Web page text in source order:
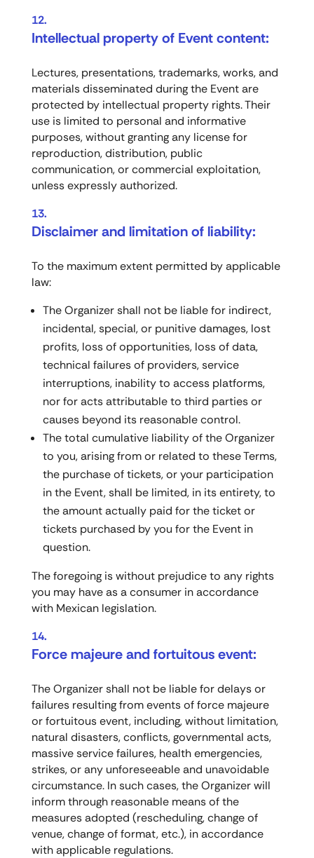
Intellectual property of Event content:
Lectures, presentations, trademarks, works, and
materials disseminated during the Event are
protected by intellectual property rights. Their
use is limited to personal and informative
purposes, without granting any license for
reproduction, distribution, public
communication, or commercial exploitation,
unless expressly authorized.
Disclaimer and limitation of liability:
To the maximum extent permitted by applicable
law:
The Organizer shall not be liable for indirect,
incidental, special, or punitive damages, lost
profits, loss of opportunities, loss of data,
technical failures of providers, service
interruptions, inability to access platforms,
nor for acts attributable to third parties or
causes beyond its reasonable control.
The total cumulative liability of the Organizer
to you, arising from or related to these Terms,
the purchase of tickets, or your participation
in the Event, shall be limited, in its entirety, to
the amount actually paid for the ticket or
tickets purchased by you for the Event in
question.
The foregoing is without prejudice to any rights
you may have as a consumer in accordance
with Mexican legislation.
Force majeure and fortuitous event:
The Organizer shall not be liable for delays or
failures resulting from events of force majeure
or fortuitous event, including, without limitation,
natural disasters, conflicts, governmental acts,
massive service failures, health emergencies,
strikes, or any unforeseeable and unavoidable
circumstance. In such cases, the Organizer will
inform through reasonable means of the
measures adopted (rescheduling, change of
venue, change of format, etc.), in accordance
with applicable regulations.